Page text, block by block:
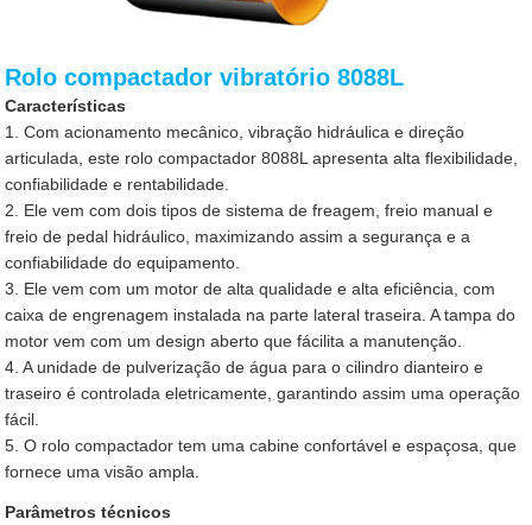
Rolo compactador vibratório 8088L
Características
1. Com acionamento mecânico, vibração hidráulica e direção
articulada, este rolo compactador 8088L apresenta alta flexibilidade,
confiabilidade e rentabilidade.
2. Ele vem com dois tipos de sistema de freagem, freio manual e
freio de pedal hidráulico, maximizando assim a segurança e a
confiabilidade do equipamento.
3. Ele vem com um motor de alta qualidade e alta eficiência, com
caixa de engrenagem instalada na parte lateral traseira. A tampa do
motor vem com um design aberto que fácilita a manutenção.
4. A unidade de pulverização de água para o cilindro dianteiro e
traseiro é controlada eletricamente, garantindo assim uma operação
fácil.
5. O rolo compactador tem uma cabine confortável e espaçosa, que
fornece uma visão ampla.
Parâmetros técnicos